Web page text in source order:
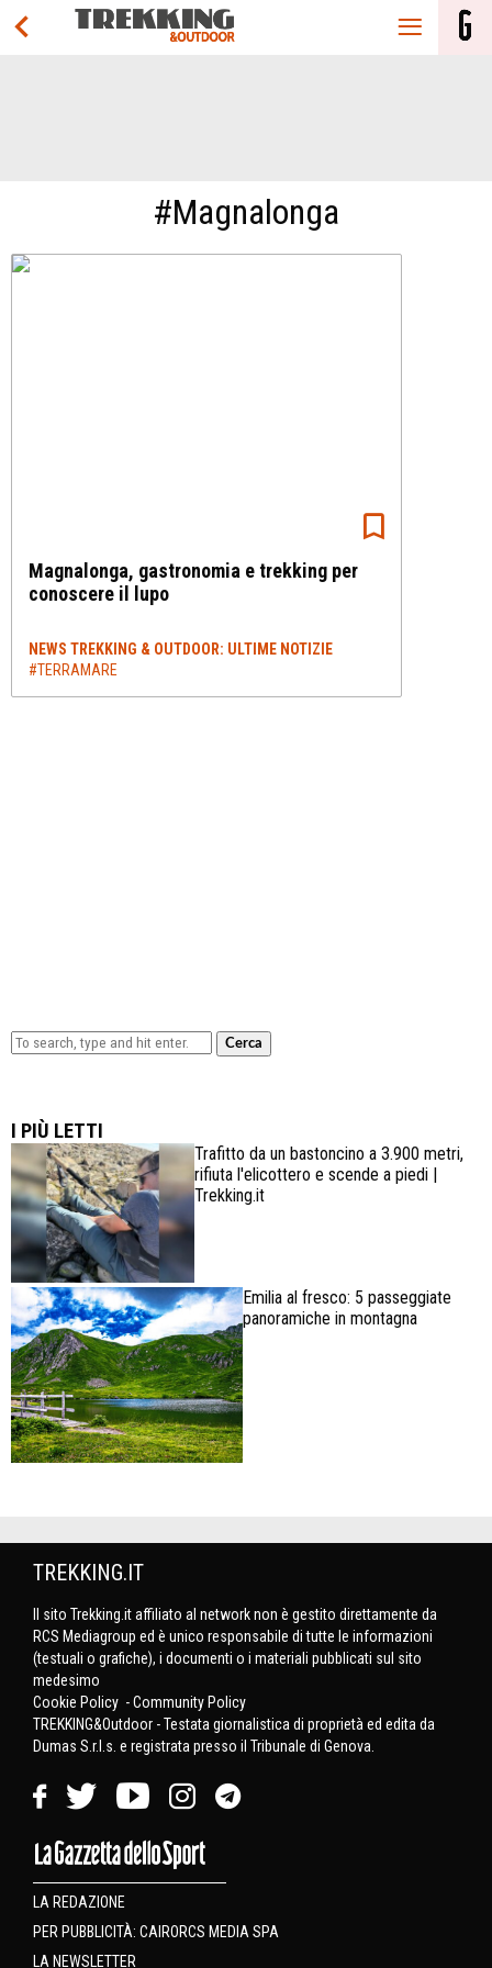
#Magnalonga
Magnalonga, gastronomia e trekking per
conoscere il lupo
NEWS TREKKING & OUTDOOR: ULTIME NOTIZIE
#TERRAMARE
Cerca
I PIÙ LETTI
Trafitto da un bastoncino a 3.900 metri,
rifiuta l'elicottero e scende a piedi |
Trekking.it
Emilia al fresco: 5 passeggiate
panoramiche in montagna
TREKKING.IT
Il sito Trekking.it affiliato al network non è gestito direttamente da
RCS Mediagroup ed è unico responsabile di tutte le informazioni
(testuali o grafiche), i documenti o i materiali pubblicati sul sito
medesimo
Cookie Policy -Community Policy
TREKKING&Outdoor - Testata giornalistica di proprietà ed edita da
Dumas S.r.l.s. e registrata presso il Tribunale di Genova.
LA REDAZIONE
PER PUBBLICITÀ: CAIRORCS MEDIA SPA
LA NEWSLETTER